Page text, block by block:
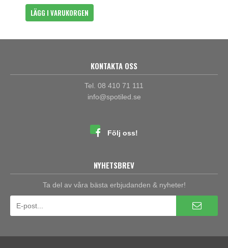
LÄGG I VARUKORGEN
KONTAKTA OSS
Tel. 08 410 71 111
info@spotiled.se
Följ oss!
NYHETSBREV
Ta del av våra bästa erbjudanden & nyheter!